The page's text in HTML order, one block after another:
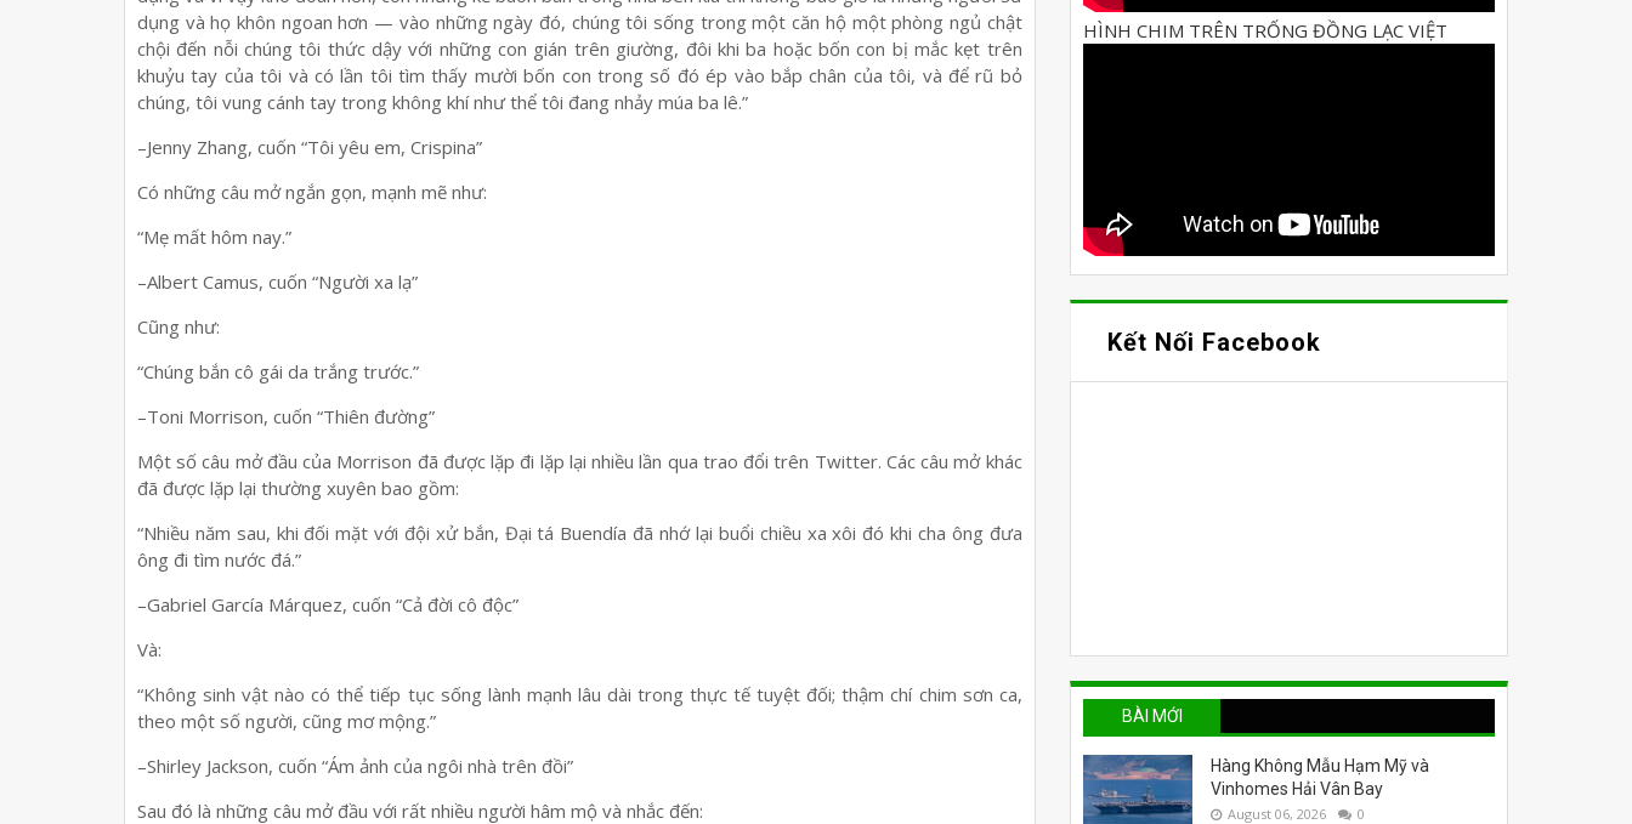
dụng và họ khôn ngoan hơn — vào những ngày đó, chúng tôi sống trong một căn hộ một phòng ngủ chật
chội đến nỗi chúng tôi thức dậy với những con gián trên giường, đôi khi ba hoặc bốn con bị mắc kẹt trên
khuỷu tay của tôi và có lần tôi tìm thấy mười bốn con trong số đó ép vào bắp chân của tôi, và để rũ bỏ
chúng, tôi vung cánh tay trong không khí như thể tôi đang nhảy múa ba lê.”
–Jenny Zhang, cuốn “Tôi yêu em, Crispina”
Có những câu mở ngắn gọn, mạnh mẽ như:
“Mẹ mất hôm nay.”
–Albert Camus, cuốn “Người xa lạ”
Cũng như:
“Chúng bắn cô gái da trắng trước.”
–Toni Morrison, cuốn “Thiên đường”
Một số câu mở đầu của Morrison đã được lặp đi lặp lại nhiều lần qua trao đổi trên Twitter. Các câu mở khác
đã được lặp lại thường xuyên bao gồm:
“Nhiều năm sau, khi đối mặt với đội xử bắn, Đại tá Buendía đã nhớ lại buổi chiều xa xôi đó khi cha ông đưa
ông đi tìm nước đá.”
–Gabriel García Márquez, cuốn “Cả đời cô độc”
Và:
“Không sinh vật nào có thể tiếp tục sống lành mạnh lâu dài trong thực tế tuyệt đối; thậm chí chim sơn ca,
theo một số người, cũng mơ mộng.”
–Shirley Jackson, cuốn “Ám ảnh của ngôi nhà trên đồi”
Sau đó là những câu mở đầu với rất nhiều người hâm mộ và nhắc đến:
HÌNH CHIM TRÊN TRỐNG ĐỒNG LẠC VIỆT
Kết Nối Facebook
BÀI MỚI
Hàng Không Mẫu Hạm Mỹ và
Vinhomes Hải Vân Bay
August 06, 2026 0